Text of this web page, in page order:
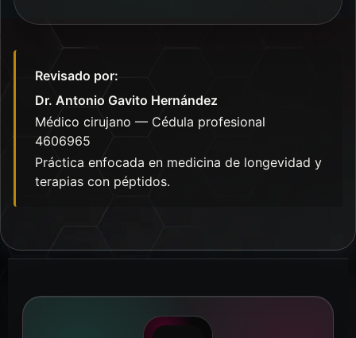
Revisado por:
Dr. Antonio Gavito Hernández
Médico cirujano — Cédula profesional
4606965
Práctica enfocada en medicina de longevidad y
terapias con péptidos.